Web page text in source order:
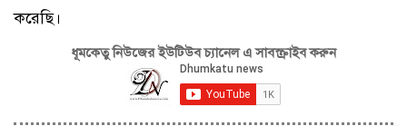
করেছি।
ধূমকেতু নিউজের ইউটিউব চ্যানেল এ সাবস্ক্রাইব করুন